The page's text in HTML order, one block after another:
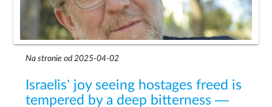
Na stronie od 2025-04-02
Israelis’ joy seeing hostages freed is
tempered by a deep bitterness —